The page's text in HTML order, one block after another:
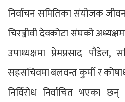
निर्वाचन समितिका संयोजक
चिरञ्जीवी देवकोटा संघको
उपाध्यक्षमा प्रेमप्रसाद पौडेल,
सहसचिवमा बलवन्त कुर्मी र
निर्विरोध निर्वाचित भएका